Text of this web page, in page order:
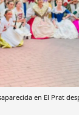
en El Prat